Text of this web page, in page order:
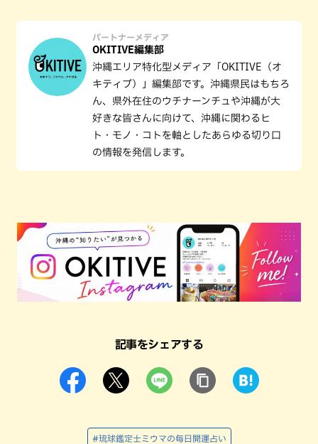
パートナーメディア
OKITIVE編集部
沖縄エリア特化型メディア「OKITIVE（オ
キティブ）」編集部です。沖縄県民はもちろ
ん、県外在住のウチナーンチュや沖縄が大
好きな皆さんに向けて、沖縄に関わるヒ
ト・モノ・コトを軸としたあらゆる切り口
の情報を発信します。
記事をシェアする
#琉球鑑定士ミウマの毎日開運占い